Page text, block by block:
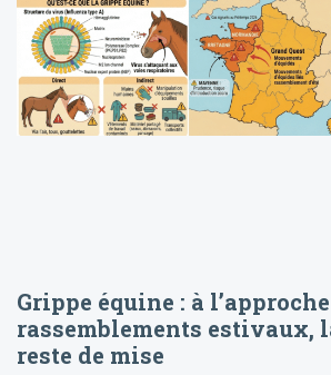
Grippe équine : à
rassemblements estivaux,
reste de mise